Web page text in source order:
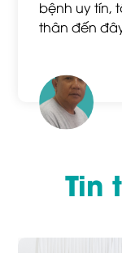
bệnh uy tín,
thân đến
Tin